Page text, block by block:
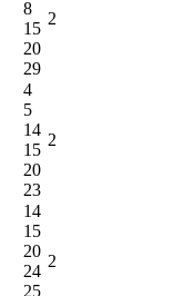
8
15
20
29
2
4
5
14
15
20
23
2
14
15
20
24
25
2